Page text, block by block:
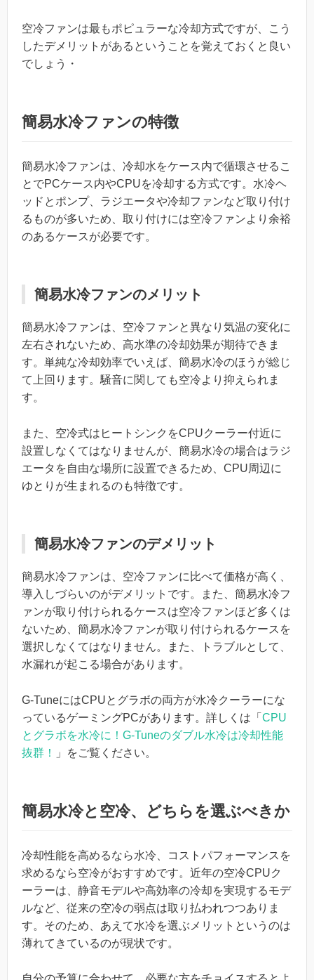
空冷ファンは最もポピュラーな冷却方式ですが、こう
したデメリットがあるということを覚えておくと良い
でしょう・
簡易水冷ファンの特徴
簡易水冷ファンは、冷却水をケース内で循環させるこ
とでPCケース内やCPUを冷却する方式です。水冷ヘ
ッドとポンプ、ラジエータや冷却ファンなど取り付け
るものが多いため、取り付けには空冷ファンより余裕
のあるケースが必要です。
簡易水冷ファンのメリット
簡易水冷ファンは、空冷ファンと異なり気温の変化に
左右されないため、高水準の冷却効果が期待できま
す。単純な冷却効率でいえば、簡易水冷のほうが総じ
て上回ります。騒音に関しても空冷より抑えられま
す。
また、空冷式はヒートシンクをCPUクーラー付近に
設置しなくてはなりませんが、簡易水冷の場合はラジ
エータを自由な場所に設置できるため、CPU周辺に
ゆとりが生まれるのも特徴です。
簡易水冷ファンのデメリット
簡易水冷ファンは、空冷ファンに比べて価格が高く、
導入しづらいのがデメリットです。また、簡易水冷フ
ァンが取り付けられるケースは空冷ファンほど多くは
ないため、簡易水冷ファンが取り付けられるケースを
選択しなくてはなりません。また、トラブルとして、
水漏れが起こる場合があります。
G-TuneにはCPUとグラボの両方が水冷クーラーにな
っているゲーミングPCがあります。詳しくは「 CPU
とグラボを水冷に！G-Tuneのダブル水冷は冷却性能
抜群！
」をご覧ください。
簡易水冷と空冷、どちらを選ぶべきか
冷却性能を高めるなら水冷、コストパフォーマンスを
求めるなら空冷がおすすめです。近年の空冷CPUク
ーラーは、静音モデルや高効率の冷却を実現するモデ
ルなど、従来の空冷の弱点は取り払われつつありま
す。そのため、あえて水冷を選ぶメリットというのは
薄れてきているのが現状です。